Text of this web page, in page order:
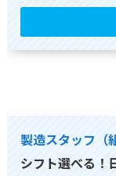
製造スタッフ（
シフト選べる